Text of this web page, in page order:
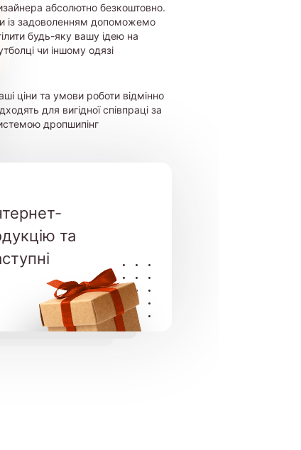
абсолютно безкоштовно.
із задоволенням допоможемо
будь-яку вашу ідею на
чи іншому одязі
ціни та умови роботи відмінно
для вигідної співпраці за
дропшипінг
та